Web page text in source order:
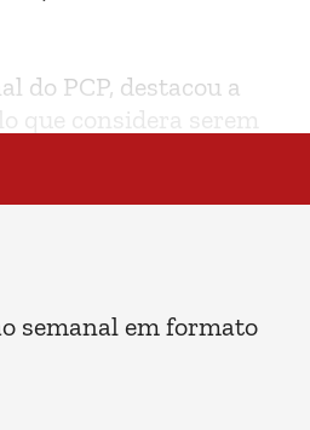
do PCP, destacou a
considera serem
na Europa.
semanal em formato